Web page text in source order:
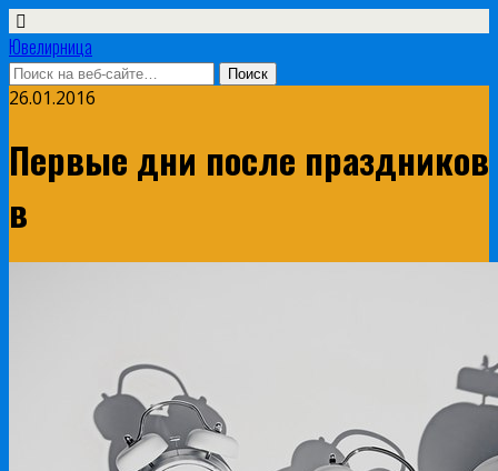
Ювелирница
26.01.2016
Первые дни после праздников
в